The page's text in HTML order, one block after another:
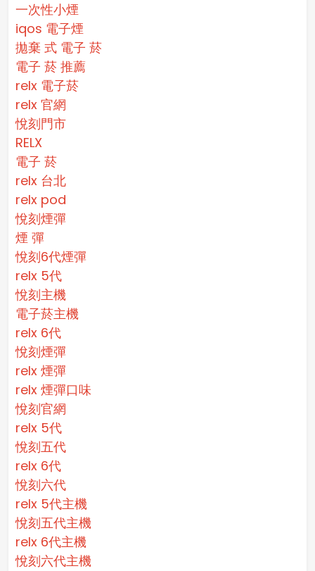
一次性小煙
iqos 電子煙​
拋棄 式 電子 菸​
電子 菸 推薦
relx 電子菸
relx 官網
悅刻門市
RELX
電子 菸
relx 台北
relx pod
悅刻煙彈
煙 彈
悅刻6代煙彈
relx 5代
悅刻主機
電子菸主機
relx 6代
悅刻煙彈
relx 煙彈
relx 煙彈口味
悅刻官網
relx 5代
悅刻五代
relx 6代
悅刻六代
relx 5代主機
悅刻五代主機
relx 6代主機
悅刻六代主機